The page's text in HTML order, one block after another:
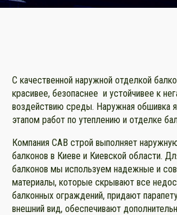
С качественной наружной отделкой
красивее, безопаснее и устойчивее к
воздействию среды. Наружная обшивка
этапом работ по утеплению и отделке
Компания САВ строй выполняет
балконов в Киеве и Киевской области.
балконов мы используем надежные и
материалы, которые скрывают все
балконных ограждений, придают
внешний вид, обеспечивают